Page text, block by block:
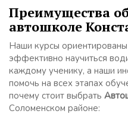
Преимущества
автошколе
Наши курсы
эффективно научиться
каждому ученику, а наши
помочь на всех этапах
почему стоит выбрать
Соломенском районе: